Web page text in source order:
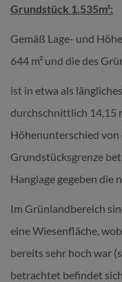
Grundstück 1.535m²:
Gemäß Lage- und
644 m² und die des
ist in etwa als
durchschnittlich 14,15
Höhenunterschied von
Grundstücksgrenze
Hanglage gegeben die
Im Grünlandbereich
eine Wiesenfläche,
bereits sehr hoch war
betrachtet befindet